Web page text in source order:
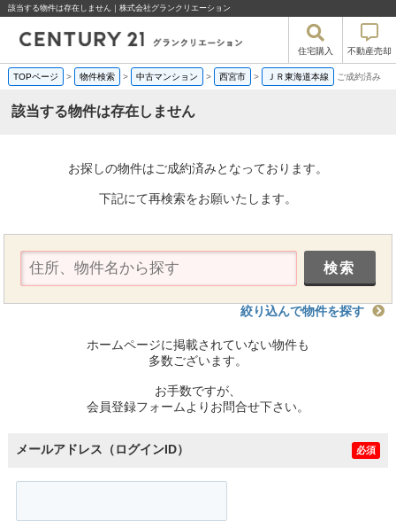
該当する物件は存在しません｜株式会社グランクリエーション
住宅購入 不動産売却
TOPページ > 物件検索 > 中古マンション > 西宮市 > ＪＲ東海道本線 ご成約済み
該当する物件は存在しません
お探しの物件はご成約済みとなっております。
下記にて再検索をお願いたします。
絞り込んで物件を探す
ホームページに掲載されていない物件も
多数ございます。
お手数ですが、
会員登録フォームよりお問合せ下さい。
メールアドレス（ログインID） 必須